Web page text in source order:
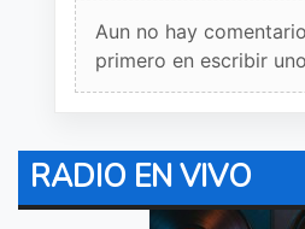
Aun no hay
primero en escribir
RADIO EN VIVO